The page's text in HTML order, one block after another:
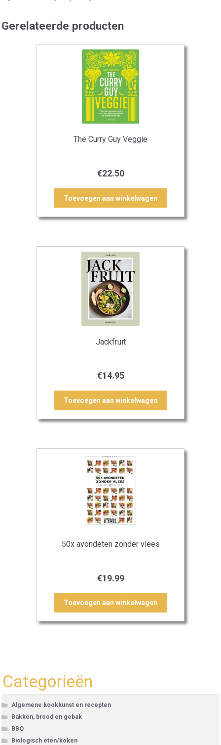
Gerelateerde producten
The Curry Guy Veggie
€22.50
Toevoegen aan winkelwagen
Jackfruit
€14.95
Toevoegen aan winkelwagen
50x avondeten zonder vlees
€19.99
Toevoegen aan winkelwagen
Categorieën
Algemene kookkunst en recepten
Bakken, brood en gebak
BBQ
Biologisch eten/koken